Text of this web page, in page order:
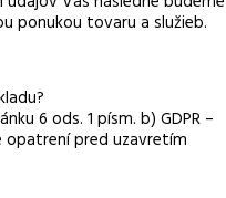
ponukou tovaru a služieb.
6 ods. 1 písm. b) GDPR –
opatrení pred uzavretím